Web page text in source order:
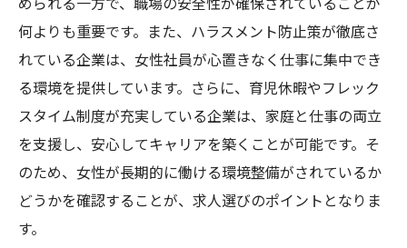
められる一方で、職場の安全性が確保されていることが
何よりも重要です。また、ハラスメント防止策が徹底さ
れている企業は、女性社員が心置きなく仕事に集中でき
る環境を提供しています。さらに、育児休暇やフレック
スタイム制度が充実している企業は、家庭と仕事の両立
を支援し、安心してキャリアを築くことが可能です。そ
のため、女性が長期的に働ける環境整備がされているか
どうかを確認することが、求人選びのポイントとなりま
す。